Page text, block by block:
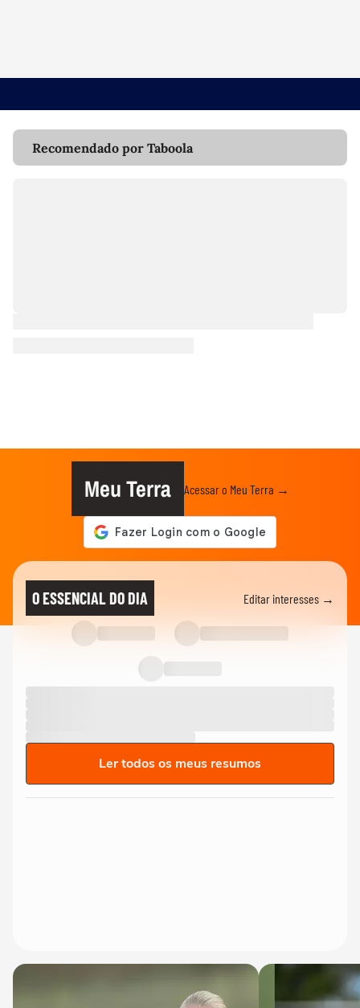
Recomendado por Taboola
Meu Terra Acessar o Meu Terra →
O ESSENCIAL DO DIA Editar interesses →
Ler todos os meus resumos